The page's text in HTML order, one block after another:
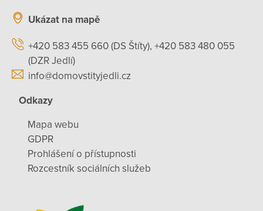
Ukázat na mapě
+420 583 455 660 (DS Štíty), +420 583 480 055
(DZR Jedlí)
info@domovstityjedli.cz
Odkazy
Mapa webu
GDPR
Prohlášení o přístupnosti
Rozcestník sociálních služeb